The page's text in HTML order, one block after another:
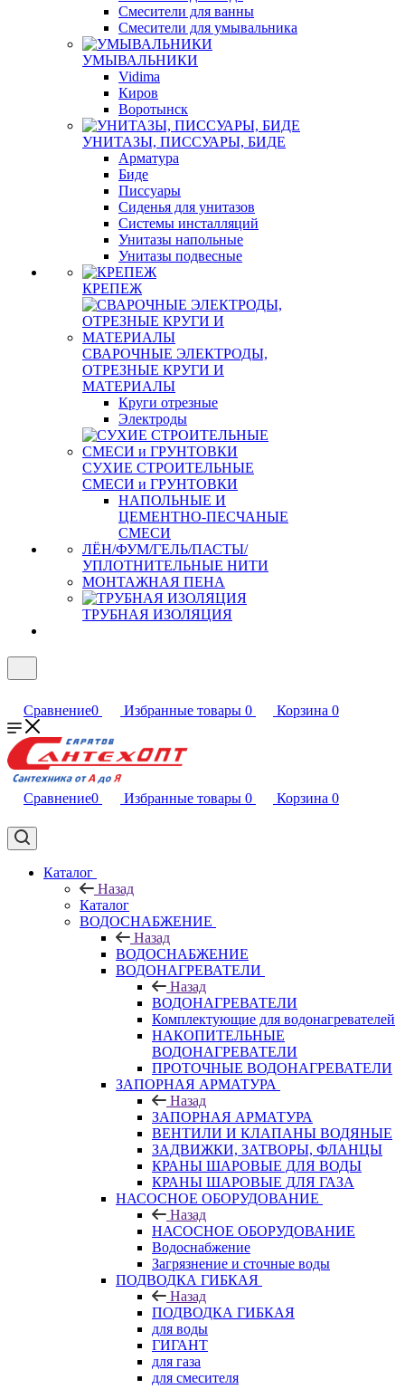
Смесители для ванны
Смесители для умывальника
УМЫВАЛЬНИКИ
Vidima
Киров
Воротынск
УНИТАЗЫ, ПИССУАРЫ, БИДЕ
Арматура
Биде
Писсуары
Сиденья для унитазов
Системы инсталляций
Унитазы напольные
Унитазы подвесные
КРЕПЕЖ
СВАРОЧНЫЕ ЭЛЕКТРОДЫ,
ОТРЕЗНЫЕ КРУГИ И
МАТЕРИАЛЫ
Круги отрезные
Электроды
СУХИЕ СТРОИТЕЛЬНЫЕ
СМЕСИ и ГРУНТОВКИ
НАПОЛЬНЫЕ И
ЦЕМЕНТНО-ПЕСЧАНЫЕ
СМЕСИ
ЛЁН/ФУМ/ГЕЛЬ/ПАСТЫ/
УПЛОТНИТЕЛЬНЫЕ НИТИ
МОНТАЖНАЯ ПЕНА
ТРУБНАЯ ИЗОЛЯЦИЯ
Сравнение0 Избранные товары 0 Корзина 0
Сравнение0 Избранные товары 0 Корзина 0
Каталог
Назад
Каталог
ВОДОСНАБЖЕНИЕ
Назад
ВОДОСНАБЖЕНИЕ
ВОДОНАГРЕВАТЕЛИ
Назад
ВОДОНАГРЕВАТЕЛИ
Комплектующие для водонагревателей
НАКОПИТЕЛЬНЫЕ
ВОДОНАГРЕВАТЕЛИ
ПРОТОЧНЫЕ ВОДОНАГРЕВАТЕЛИ
ЗАПОРНАЯ АРМАТУРА
Назад
ЗАПОРНАЯ АРМАТУРА
ВЕНТИЛИ И КЛАПАНЫ ВОДЯНЫЕ
ЗАДВИЖКИ, ЗАТВОРЫ, ФЛАНЦЫ
КРАНЫ ШАРОВЫЕ ДЛЯ ВОДЫ
КРАНЫ ШАРОВЫЕ ДЛЯ ГАЗА
НАСОСНОЕ ОБОРУДОВАНИЕ
Назад
НАСОСНОЕ ОБОРУДОВАНИЕ
Водоснабжение
Загрязнение и сточные воды
ПОДВОДКА ГИБКАЯ
Назад
ПОДВОДКА ГИБКАЯ
для воды
ГИГАНТ
для газа
для смесителя